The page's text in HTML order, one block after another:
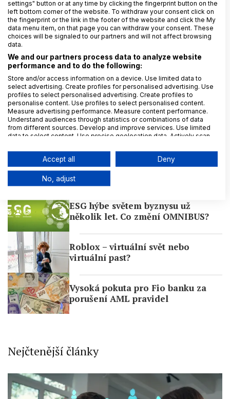
Fotografie v článku: Adobe Stock
Ze světa ePrivacy marketing Data
Mohlo by vás dále zajímat:
Ani oprávněný zájem nezachrání
vše
ESG hýbe světem byznysu už
několik let. Co změní OMNIBUS?
Roblox – virtuální svět nebo
virtuální past?
Vysoká pokuta pro Fio banku za
porušení AML pravidel
Nejčtenější články
settings" button or at any time by clicking the fingerprint button on the
left bottom corner of the website. To withdraw your consent click on
the fingerprint or the link in the footer of the website and click the My
data menu item, on that page you can withdraw your consent. These
choices will be signaled to our partners and will not affect browsing
data.
We and our partners process data to analyze website
performance and to do the following:
Store and/or access information on a device. Use limited data to
select advertising. Create profiles for personalised advertising. Use
profiles to select personalised advertising. Create profiles to
personalise content. Use profiles to select personalised content.
Measure advertising performance. Measure content performance.
Understand audiences through statistics or combinations of data
from different sources. Develop and improve services. Use limited
data to select content. Use precise geolocation data. Actively scan
Data may be shared outside of the European Union and send to the
Your consent and the cookie policy applies solely to this
website/app.
We use your data for the following purposes:
IAB processing purposes:
Store and/or access information on a
device
Use limited data to select advertising
Create profiles for personalised
advertising
Use profiles to select personalised
Create profiles to personalise content
content
Measure advertising performance
Accept all Deny
No, adjust